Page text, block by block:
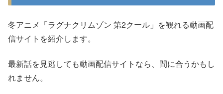
冬アニメ「ラグナクリムゾン 第2クール」を観れる動画配
信サイトを紹介します。
最新話を見逃しても動画配信サイトなら、間に合うかもし
れません。